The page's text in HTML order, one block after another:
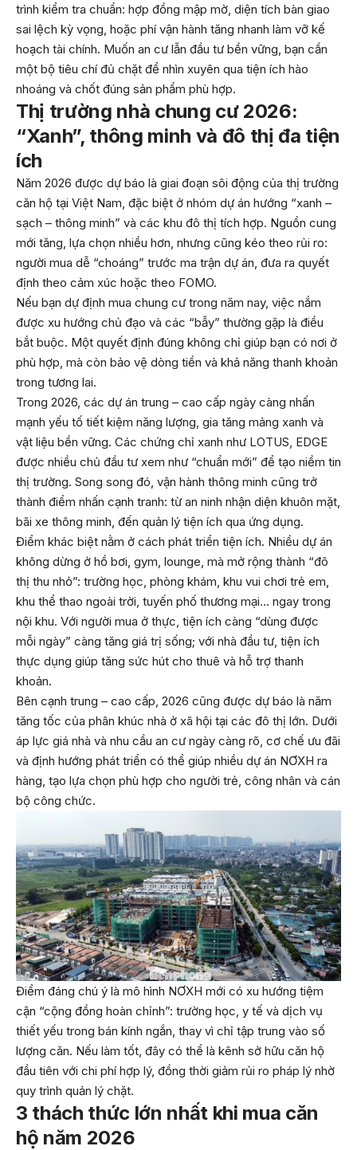
trình kiểm tra chuẩn: hợp đồng mập mờ, diện tích bàn giao
sai lệch kỳ vọng, hoặc phí vận hành tăng nhanh làm vỡ kế
hoạch tài chính. Muốn an cư lẫn đầu tư bền vững, bạn cần
một bộ tiêu chí đủ chặt để nhìn xuyên qua tiện ích hào
nhoáng và chốt đúng sản phẩm phù hợp.
Thị trường nhà chung cư 2026:
“Xanh”, thông minh và đô thị đa tiện
ích
Năm 2026 được dự báo là giai đoạn sôi động của thị trường
căn hộ tại Việt Nam, đặc biệt ở nhóm dự án hướng “xanh –
sạch – thông minh” và các khu đô thị tích hợp. Nguồn cung
mới tăng, lựa chọn nhiều hơn, nhưng cũng kéo theo rủi ro:
người mua dễ “choáng” trước ma trận dự án, đưa ra quyết
định theo cảm xúc hoặc theo FOMO.
Nếu bạn dự định mua chung cư trong năm nay, việc nắm
được xu hướng chủ đạo và các “bẫy” thường gặp là điều
bắt buộc. Một quyết định đúng không chỉ giúp bạn có nơi ở
phù hợp, mà còn bảo vệ dòng tiền và khả năng thanh khoản
trong tương lai.
Trong 2026, các dự án trung – cao cấp ngày càng nhấn
mạnh yếu tố tiết kiệm năng lượng, gia tăng mảng xanh và
vật liệu bền vững. Các chứng chỉ xanh như LOTUS, EDGE
được nhiều chủ đầu tư xem như “chuẩn mới” để tạo niềm tin
thị trường. Song song đó, vận hành thông minh cũng trở
thành điểm nhấn cạnh tranh: từ an ninh nhận diện khuôn mặt,
bãi xe thông minh, đến quản lý tiện ích qua ứng dụng.
Điểm khác biệt nằm ở cách phát triển tiện ích. Nhiều dự án
không dừng ở hồ bơi, gym, lounge, mà mở rộng thành “đô
thị thu nhỏ”: trường học, phòng khám, khu vui chơi trẻ em,
khu thể thao ngoài trời, tuyến phố thương mại… ngay trong
nội khu. Với người mua ở thực, tiện ích càng “dùng được
mỗi ngày” càng tăng giá trị sống; với nhà đầu tư, tiện ích
thực dụng giúp tăng sức hút cho thuê và hỗ trợ thanh
khoản.
Bên cạnh trung – cao cấp, 2026 cũng được dự báo là năm
tăng tốc của phân khúc nhà ở xã hội tại các đô thị lớn. Dưới
áp lực giá nhà và nhu cầu an cư ngày càng rõ, cơ chế ưu đãi
và định hướng phát triển có thể giúp nhiều dự án NƠXH ra
hàng, tạo lựa chọn phù hợp cho người trẻ, công nhân và cán
bộ công chức.
Điểm đáng chú ý là mô hình NƠXH mới có xu hướng tiệm
cận “cộng đồng hoàn chỉnh”: trường học, y tế và dịch vụ
thiết yếu trong bán kính ngắn, thay vì chỉ tập trung vào số
lượng căn. Nếu làm tốt, đây có thể là kênh sở hữu căn hộ
đầu tiên với chi phí hợp lý, đồng thời giảm rủi ro pháp lý nhờ
quy trình quản lý chặt.
3 thách thức lớn nhất khi mua căn
hộ năm 2026